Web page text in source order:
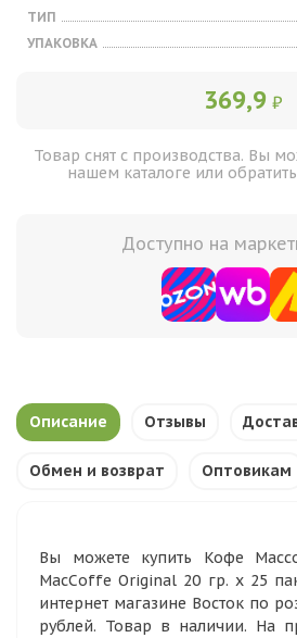
ТИП
УПАКОВКА
369,9 ₽
Товар снят с производства. Вы
нашем каталоге или
Доступно на
Описание Отзывы
Обмен и возврат Оптовикам
Вы можете купить Кофе
MacCoffe Original 20 гр. х 25
интернет магазине Восток по
рублей. Товар в наличии. На